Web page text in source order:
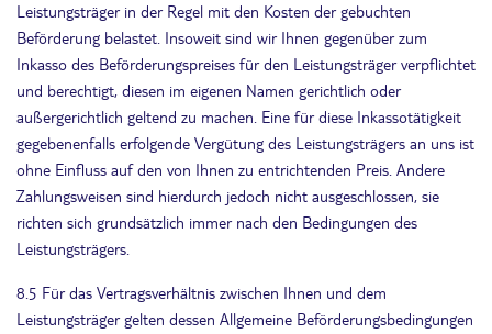
Leistungsträger in der Regel mit den Kosten der gebuchten
Beförderung belastet. Insoweit sind wir Ihnen gegenüber zum
Inkasso des Beförderungspreises für den Leistungsträger verpflichtet
und berechtigt, diesen im eigenen Namen gerichtlich oder
außergerichtlich geltend zu machen. Eine für diese Inkassotätigkeit
gegebenenfalls erfolgende Vergütung des Leistungsträgers an uns ist
ohne Einfluss auf den von Ihnen zu entrichtenden Preis. Andere
Zahlungsweisen sind hierdurch jedoch nicht ausgeschlossen, sie
richten sich grundsätzlich immer nach den Bedingungen des
Leistungsträgers.
8.5 Für das Vertragsverhältnis zwischen Ihnen und dem
Leistungsträger gelten dessen Allgemeine Beförderungsbedingungen